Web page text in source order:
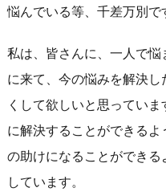
悩んでいる等、千差万別で
私は、皆さんに、一人で
に来て、今の悩みを解決
くして欲しいと思ってい
に解決することができる
の助けになることができ
しています。